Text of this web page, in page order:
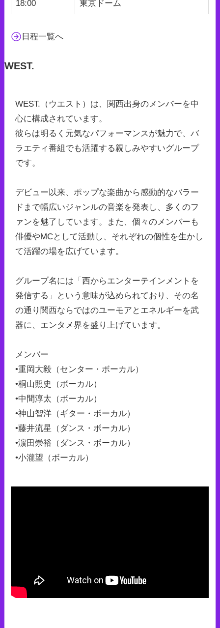
18:00 東京ドーム
日程一覧へ
WEST.
WEST.（ウエスト）は、関西出身のメンバーを中
心に構成されています。
彼らは明るく元気なパフォーマンスが魅力で、バ
ラエティ番組でも活躍する親しみやすいグループ
です。
デビュー以来、ポップな楽曲から感動的なバラー
ドまで幅広いジャンルの音楽を発表し、多くのフ
ァンを魅了しています。また、個々のメンバーも
俳優やMCとして活動し、それぞれの個性を生かし
て活躍の場を広げています。
グループ名には「西からエンターテインメントを
発信する」という意味が込められており、その名
の通り関西ならではのユーモアとエネルギーを武
器に、エンタメ界を盛り上げています。
メンバー
•重岡大毅（センター・ボーカル）
•桐山照史（ボーカル）
•中間淳太（ボーカル）
•神山智洋（ギター・ボーカル）
•藤井流星（ダンス・ボーカル）
•濵田崇裕（ダンス・ボーカル）
•小瀧望（ボーカル）